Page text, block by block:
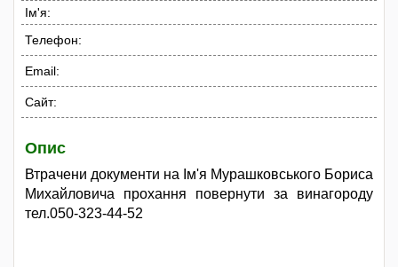
Ім'я:
Телефон:
Email:
Сайт:
Опис
Втрачени документи на Ім'я Мурашковського Бориса
Михайловича прохання повернути за винагороду
тел.050-323-44-52